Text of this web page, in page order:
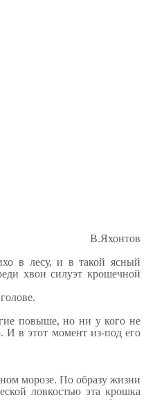
В.Яхонтов
в лесу, и в такой ясный
хвои силуэт крошечной
повыше, но ни у кого не
И в этот момент из-под его
морозе. По образу жизни
ловкостью эта крошка